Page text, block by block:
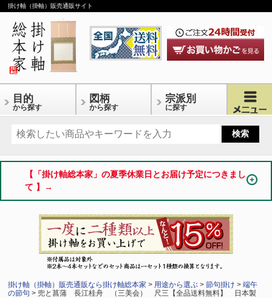
掛け軸（掛軸）販売通販サイト
目的
から探す
図柄
から探す
宗派別
に探す
【「掛け軸総本家」の夏季休業日とお届け予定につきまし
て 】→
掛け軸（掛軸）販売通販なら掛け軸総本家 > 用途から選ぶ >節句掛け >端午
の節句 > 兜と菖蒲 長江桂舟 （三美会） 尺三【全品送料無料】 日本製